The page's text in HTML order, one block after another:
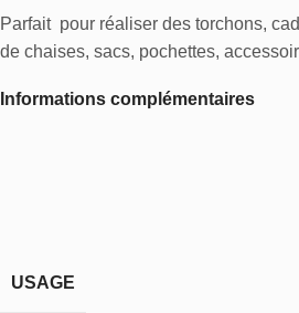
Parfait pour réaliser des torchons,
de chaises, sacs, pochettes,
Informations complémentaires
USAGE